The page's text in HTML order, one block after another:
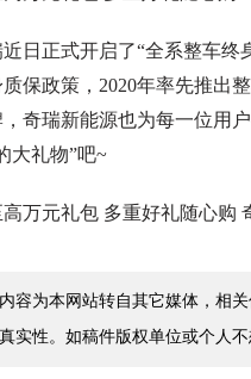
日正式开启了“全系整车
保政策，2020年率先推出
奇瑞新能源也为每一位用
大礼物”吧~
容为本网站转自其它媒体，相
实性。如稿件版权单位或个人